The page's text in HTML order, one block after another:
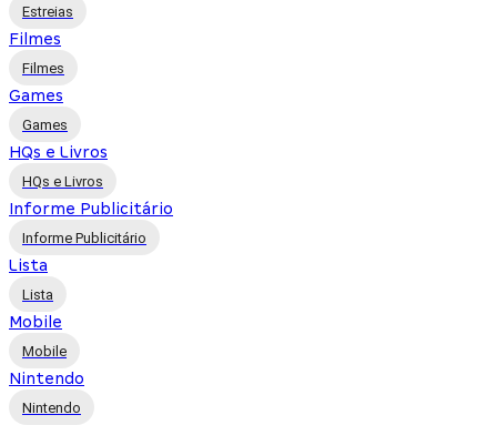
Estreias
Filmes
Filmes
Games
Games
HQs e Livros
HQs e Livros
Informe Publicitário
Informe Publicitário
Lista
Lista
Mobile
Mobile
Nintendo
Nintendo